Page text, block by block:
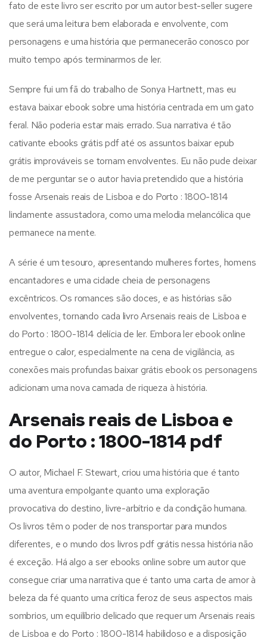
fato de este livro ser escrito por um autor best-seller sugere
que será uma leitura bem elaborada e envolvente, com
personagens e uma história que permanecerão conosco por
muito tempo após terminarmos de ler.
Sempre fui um fã do trabalho de Sonya Hartnett, mas eu
estava baixar ebook sobre uma história centrada em um gato
feral. Não poderia estar mais errado. Sua narrativa é tão
cativante ebooks grátis pdf até os assuntos baixar epub
grátis improváveis se tornam envolventes. Eu não pude deixar
de me perguntar se o autor havia pretendido que a história
fosse Arsenais reais de Lisboa e do Porto : 1800-1814
lindamente assustadora, como uma melodia melancólica que
permanece na mente.
A série é um tesouro, apresentando mulheres fortes, homens
encantadores e uma cidade cheia de personagens
excêntricos. Os romances são doces, e as histórias são
envolventes, tornando cada livro Arsenais reais de Lisboa e
do Porto : 1800-1814 delícia de ler. Embora ler ebook online
entregue o calor, especialmente na cena de vigilância, as
conexões mais profundas baixar grátis ebook os personagens
adicionam uma nova camada de riqueza à história.
Arsenais reais de Lisboa e
do Porto : 1800-1814 pdf
O autor, Michael F. Stewart, criou uma história que é tanto
uma aventura empolgante quanto uma exploração
provocativa do destino, livre-arbítrio e da condição humana.
Os livros têm o poder de nos transportar para mundos
diferentes, e o mundo dos livros pdf grátis nessa história não
é exceção. Há algo a ser ebooks online sobre um autor que
consegue criar uma narrativa que é tanto uma carta de amor à
beleza da fé quanto uma crítica feroz de seus aspectos mais
sombrios, um equilíbrio delicado que requer um Arsenais reais
de Lisboa e do Porto : 1800-1814 habilidoso e a disposição